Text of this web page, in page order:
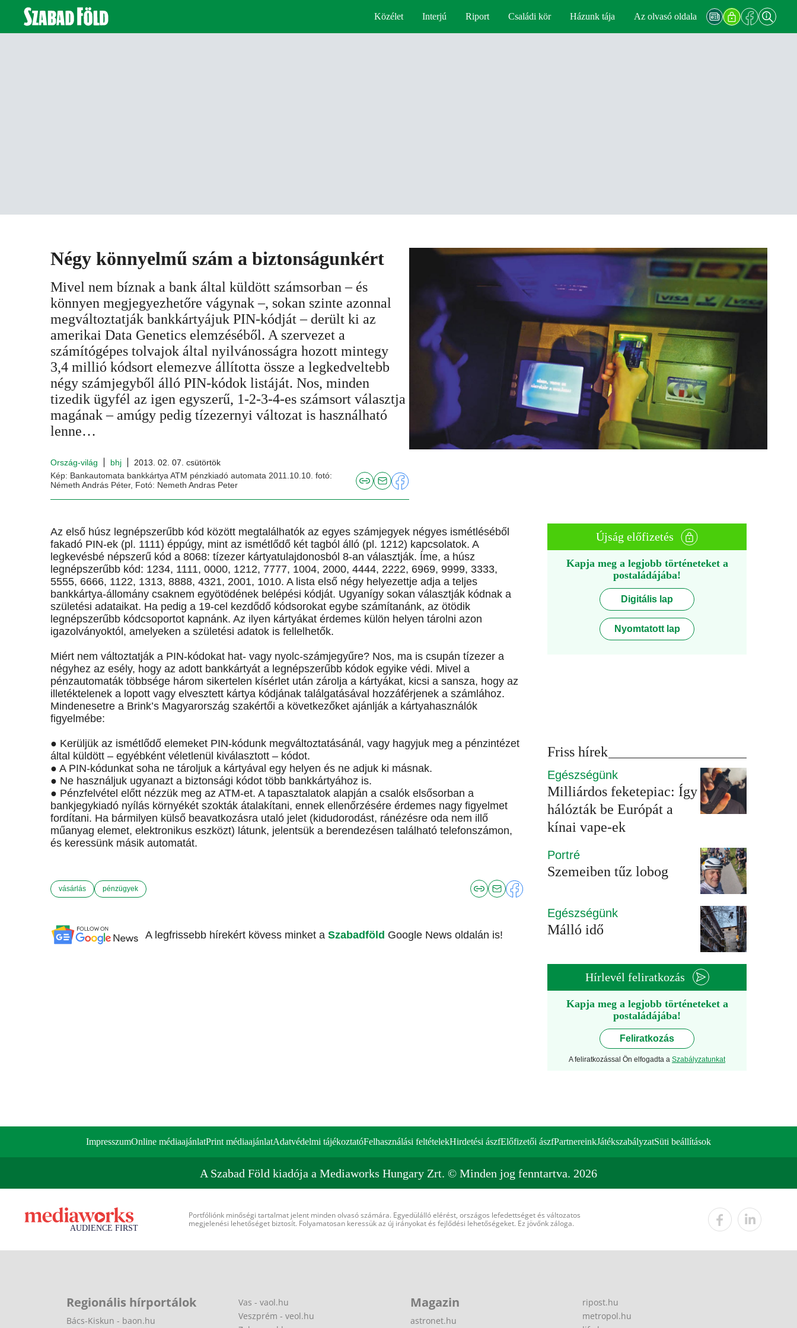
Közélet Interjú Riport Családi kör Házunk tája Az olvasó oldala
Négy könnyelmű szám a biztonságunkért
Mivel nem bíznak a bank által küldött számsorban – és
könnyen megjegyezhetőre vágynak –, sokan szinte azonnal
megváltoztatják bankkártyájuk PIN-kódját – derült ki az
amerikai Data Genetics elemzéséből. A szervezet a
számítógépes tolvajok által nyilvánosságra hozott mintegy
3,4 millió kódsort elemezve állította össze a legkedveltebb
négy számjegyből álló PIN-kódok listáját. Nos, minden
tizedik ügyfél az igen egyszerű, 1-2-3-4-es számsort választja
magának – amúgy pedig tízezernyi változat is használható
lenne…
Ország-világ bhj
2013. 02. 07. csütörtök
Kép: Bankautomata bankkártya ATM pénzkiadó automata 2011.10.10. fotó:
Németh András Péter, Fotó: Nemeth Andras Peter
Az első húsz legnépszerűbb kód között megtalálhatók az egyes számjegyek négyes ismétléséből
fakadó PIN-ek (pl. 1111) éppúgy, mint az ismétlődő két tagból álló (pl. 1212) kapcsolatok. A
legkevésbé népszerű kód a 8068: tízezer kártyatulajdonosból 8-an választják. Íme, a húsz
legnépszerűbb kód: 1234, 1111, 0000, 1212, 7777, 1004, 2000, 4444, 2222, 6969, 9999, 3333,
5555, 6666, 1122, 1313, 8888, 4321, 2001, 1010. A lista első négy helyezettje adja a teljes
bankkártya-állomány csaknem egyötödének belépési kódját. Ugyanígy sokan választják kódnak a
születési adataikat. Ha pedig a 19-cel kezdődő kódsorokat egybe számítanánk, az ötödik
legnépszerűbb kódcsoportot kapnánk. Az ilyen kártyákat érdemes külön helyen tárolni azon
igazolványoktól, amelyeken a születési adatok is fellelhetők.
Miért nem változtatják a PIN-kódokat hat- vagy nyolc-számjegyűre? Nos, ma is csupán tízezer a
négyhez az esély, hogy az adott bankkártyát a legnépszerűbb kódok egyike védi. Mivel a
pénzautomaták többsége három sikertelen kísérlet után zárolja a kártyákat, kicsi a sansza, hogy az
illetéktelenek a lopott vagy elvesztett kártya kódjának találgatásával hozzáférjenek a számlához.
Mindenesetre a Brink’s Magyarország szakértői a következőket ajánlják a kártyahasználók
figyelmébe:
● Kerüljük az ismétlődő elemeket PIN-kódunk megváltoztatásánál, vagy hagyjuk meg a pénzintézet
által küldött – egyébként véletlenül kiválasztott – kódot.
● A PIN-kódunkat soha ne tároljuk a kártyával egy helyen és ne adjuk ki másnak.
● Ne használjuk ugyanazt a biztonsági kódot több bankkártyához is.
● Pénzfelvétel előtt nézzük meg az ATM-et. A tapasztalatok alapján a csalók elsősorban a
bankjegykiadó nyílás környékét szokták átalakítani, ennek ellenőrzésére érdemes nagy figyelmet
fordítani. Ha bármilyen külső beavatkozásra utaló jelet (kidudorodást, ránézésre oda nem illő
műanyag elemet, elektronikus eszközt) látunk, jelentsük a berendezésen található telefonszámon,
és keressünk másik automatát.
vásárlás pénzügyek
A legfrissebb hírekért kövess minket a Szabadföld Google News oldalán is!
Újság előfizetés
Kapja meg a legjobb történeteket a
postaládájába!
Digitális lap
Nyomtatott lap
Friss hírek
Egészségünk
Milliárdos feketepiac: Így
hálózták be Európát a
kínai vape-ek
Portré
Szemeiben tűz lobog
Egészségünk
Málló idő
Hírlevél feliratkozás
Kapja meg a legjobb történeteket a
postaládájába!
Feliratkozás
A feliratkozással Ön elfogadta a Szabályzatunkat
ImpresszumOnline médiaajánlatPrint médiaajánlatAdatvédelmi tájékoztatóFelhasználási feltételekHirdetési ászfElőfizetői ászfPartnereinkJátékszabályzatSüti beállítások
A Szabad Föld kiadója a Mediaworks Hungary Zrt. © Minden jog fenntartva. 2026
Portfóliónk minőségi tartalmat jelent minden olvasó számára. Egyedülálló elérést, országos lefedettséget és változatos
megjelenési lehetőséget biztosít. Folyamatosan keressük az új irányokat és fejlődési lehetőségeket. Ez jövőnk záloga.
Regionális hírportálok
Bács-Kiskun - baon.hu
Vas - vaol.hu
Veszprém - veol.hu
Magazin
astronet.hu
ripost.hu
metropol.hu